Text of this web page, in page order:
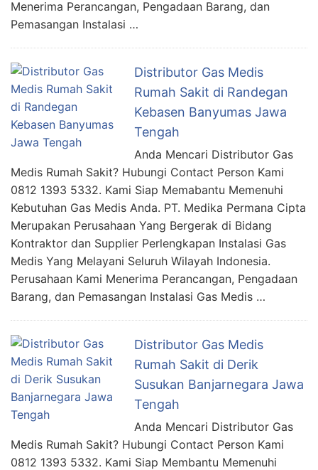
Menerima Perancangan, Pengadaan Barang, dan
Pemasangan Instalasi …
Distributor Gas Medis
Rumah Sakit di Randegan
Kebasen Banyumas Jawa
Tengah
Anda Mencari Distributor Gas
Medis Rumah Sakit? Hubungi Contact Person Kami
0812 1393 5332. Kami Siap Memabantu Memenuhi
Kebutuhan Gas Medis Anda. PT. Medika Permana Cipta
Merupakan Perusahaan Yang Bergerak di Bidang
Kontraktor dan Supplier Perlengkapan Instalasi Gas
Medis Yang Melayani Seluruh Wilayah Indonesia.
Perusahaan Kami Menerima Perancangan, Pengadaan
Barang, dan Pemasangan Instalasi Gas Medis …
Distributor Gas Medis
Rumah Sakit di Derik
Susukan Banjarnegara Jawa
Tengah
Anda Mencari Distributor Gas
Medis Rumah Sakit? Hubungi Contact Person Kami
0812 1393 5332. Kami Siap Membantu Memenuhi